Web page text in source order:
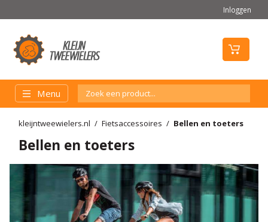
Inloggen
Menu
kleijntweewielers.nl Fietsaccessoires Bellen en toeters
Bellen en toeters